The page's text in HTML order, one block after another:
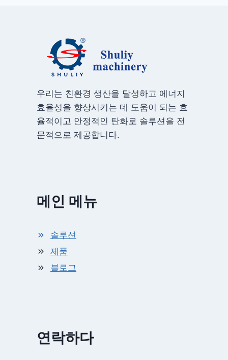
우리는 친환경 생산을 달성하고 에너지
효율성을 향상시키는 데 도움이 되는 효
율적이고 안정적인 탄화로 솔루션을 전
문적으로 제공합니다.
메인 메뉴
솔루션
제품
블로그
연락하다